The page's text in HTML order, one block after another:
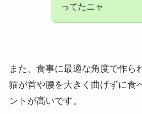
ってたニャ
また、食事に最適な角度で作ら
猫が首や腰を大きく曲げずに食
ントが高いです。